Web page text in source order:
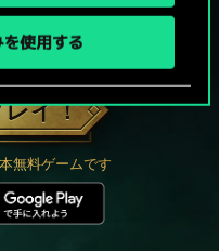
使用する
負といかない
イ！
無料ゲームです